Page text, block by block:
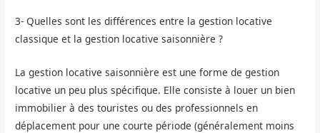
3- Quelles sont les différences entre la gestion locative
classique et la gestion locative saisonnière ?
La gestion locative saisonnière est une forme de gestion
locative un peu plus spécifique. Elle consiste à louer un bien
immobilier à des touristes ou des professionnels en
déplacement pour une courte période (généralement moins